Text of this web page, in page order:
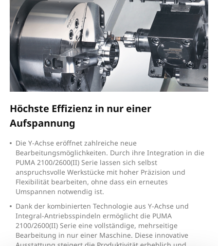
Höchste Effizienz in nur einer
Aufspannung
Die Y-Achse eröffnet zahlreiche neue
Bearbeitungsmöglichkeiten. Durch ihre Integration in die
PUMA 2100/2600(II) Serie lassen sich selbst
anspruchsvolle Werkstücke mit hoher Präzision und
Flexibilität bearbeiten, ohne dass ein erneutes
Umspannen notwendig ist.
Dank der kombinierten Technologie aus Y-Achse und
Integral-Antriebsspindeln ermöglicht die PUMA
2100/2600(II) Serie eine vollständige, mehrseitige
Bearbeitung in nur einer Maschine. Diese innovative